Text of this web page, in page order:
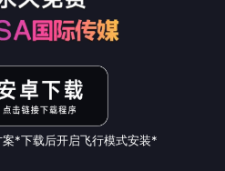
*下载后开启飞行模式安装*